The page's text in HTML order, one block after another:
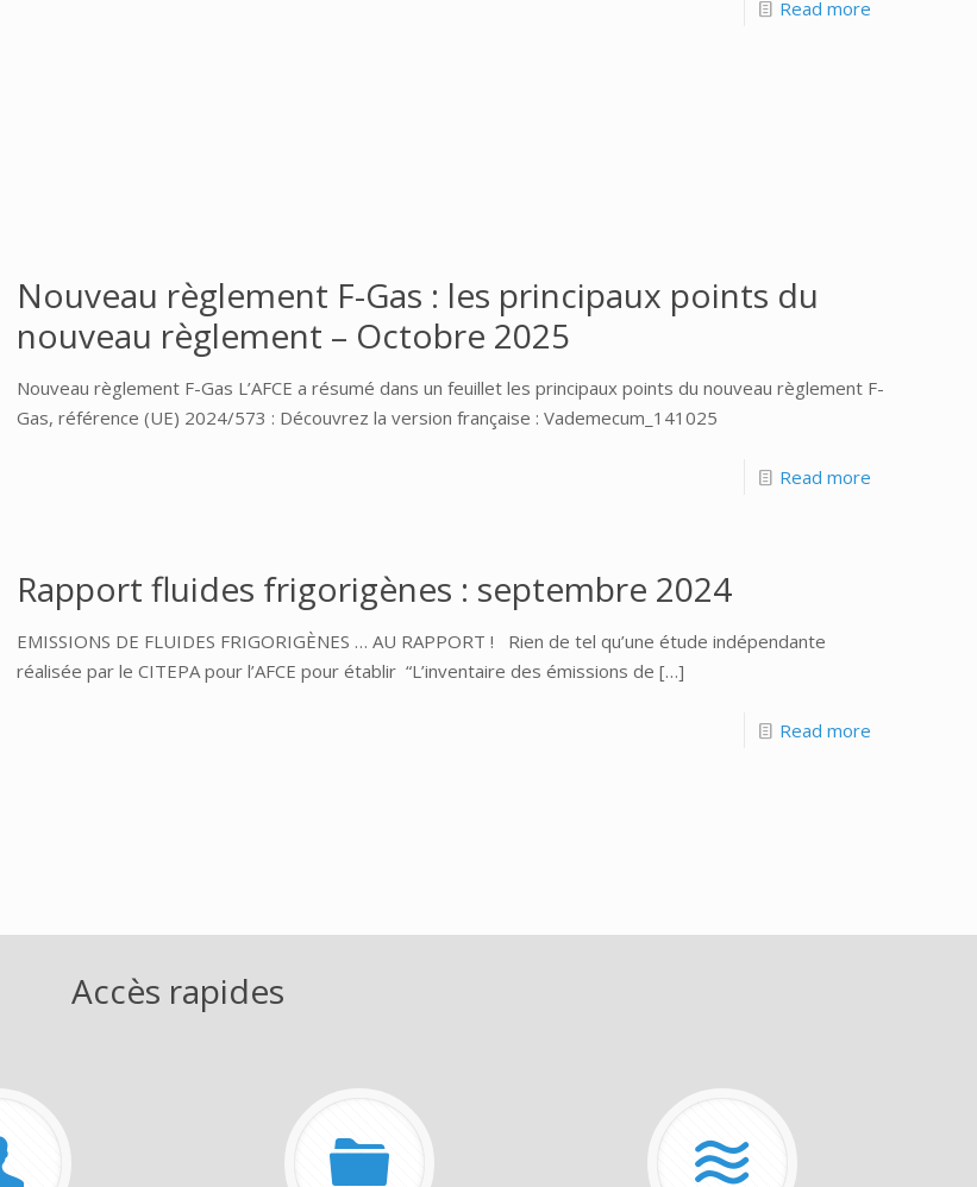
Read more
Nouveau règlement F-Gas : les principaux points du
nouveau règlement – Octobre 2025
Nouveau règlement F-Gas L’AFCE a résumé dans un feuillet les principaux points du nouveau règlement F-
Gas, référence (UE) 2024/573 : Découvrez la version française : Vademecum_141025
Read more
Rapport fluides frigorigènes : septembre 2024
EMISSIONS DE FLUIDES FRIGORIGÈNES … AU RAPPORT ! Rien de tel qu’une étude indépendante
réalisée par le CITEPA pour l’AFCE pour établir “L’inventaire des émissions de […]
Read more
Accès rapides